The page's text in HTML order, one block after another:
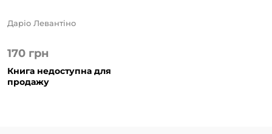
170 грн
Даріо Левантіно
Книга недоступна для
продажу